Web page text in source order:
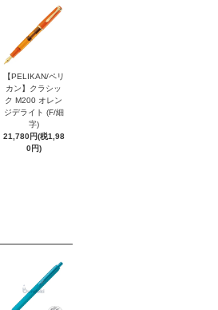
【PELIKAN/ペリ
カン】クラシッ
ク M200 オレン
ジデライト (F/細
字)
21,780円(税1,98
0円)